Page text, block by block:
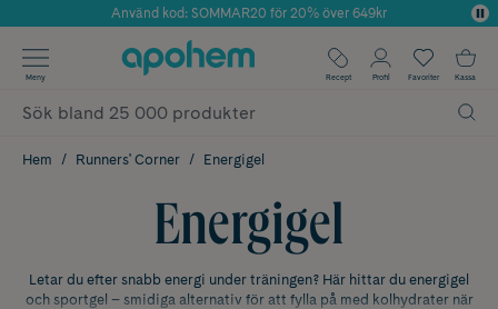
Årets Butik 2025 inom Skönhet
Använd kod: SOMMAR20 för 20% över 649kr
✓ Fri frakt
✓ Poäng på alla köp*
Meny Recept Profil Favoriter Kassa
Hem Runners' Corner Energigel
Energigel
Letar du efter snabb energi under träningen? Här hittar du energigel
och sportgel – smidiga alternativ för att fylla på med kolhydrater när